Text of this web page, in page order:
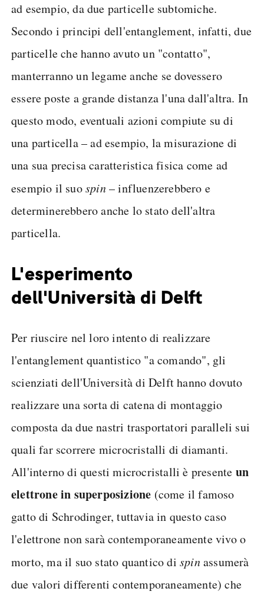
ad esempio, da due particelle subtomiche.
Secondo i principi dell'entanglement, infatti, due
particelle che hanno avuto un "contatto",
manterranno un legame anche se dovessero
essere poste a grande distanza l'una dall'altra. In
questo modo, eventuali azioni compiute su di
una particella – ad esempio, la misurazione di
una sua precisa caratteristica fisica come ad
esempio il suospin– influenzerebbero e
determinerebbero anche lo stato dell'altra
particella.
L'esperimento
dell'Università di Delft
Per riuscire nel loro intento di realizzare
l'entanglement quantistico "a comando", gli
scienziati dell'Università di Delft hanno dovuto
realizzare una sorta di catena di montaggio
composta da due nastri trasportatori paralleli sui
quali far scorrere microcristalli di diamanti.
All'interno di questi microcristalli è presente un
elettrone in superposizione (come il famoso
gatto di Schrodinger, tuttavia in questo caso
l'elettrone non sarà contemporaneamente vivo o
morto, ma il suo stato quantico di spinassumerà
due valori differenti contemporaneamente) che